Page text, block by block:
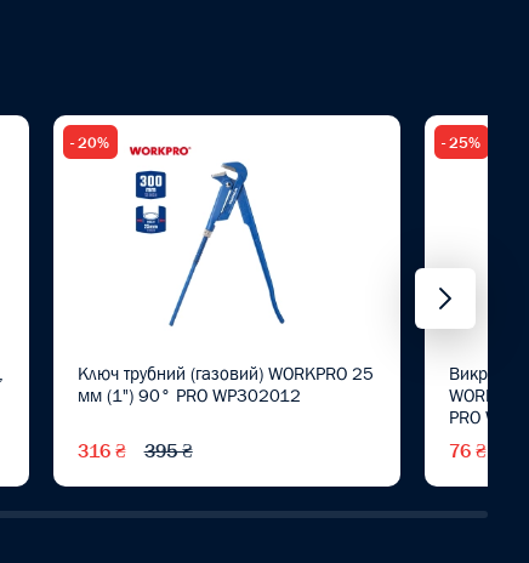
- 20%
Ключ трубний (газовий) WORKPRO 25
мм (1") 90° PRO WP302012
316 ₴ 395 ₴
- 25%
Викрутка
PRO
76 ₴